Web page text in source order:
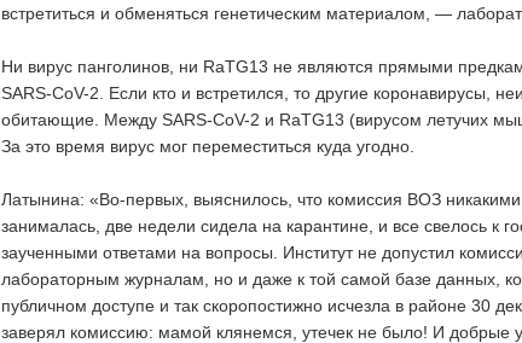
встретиться и обменяться генетическим материалом, —
Ни вирус панголинов, ни RaTG13 не являются прямыми
SARS-CoV-2. Если кто и встретился, то другие коронавирусы,
обитающие. Между SARS-CoV-2 и RaTG13 (вирусом летучих
За это время вирус мог переместиться куда угодно.
Латынина: «Во-первых, выяснилось, что комиссия ВОЗ
занималась, две недели сидела на карантине, и все свелось к
заученными ответами на вопросы. Институт не допустил
лабораторным журналам, но и даже к той самой базе данных,
публичном доступе и так скоропостижно исчезла в районе 30
заверял комиссию: мамой клянемся, утечек не было! И добрые